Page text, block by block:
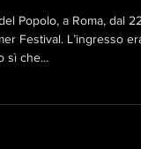
Popolo, a Roma, dal 22
Festival. L’ingresso era
sì che...